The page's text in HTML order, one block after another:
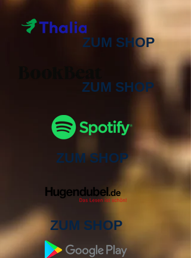
ZUM SHOP
ZUM SHOP
ZUM SHOP
​
ZUM SHOP